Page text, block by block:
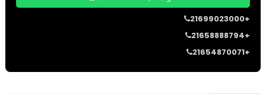
21699023000+
21658888794+
21654870071+